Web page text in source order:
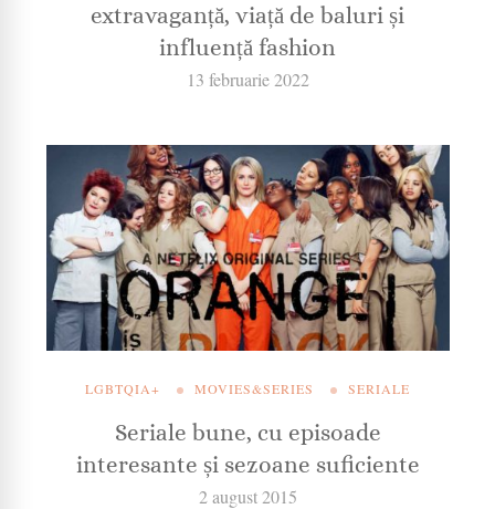
extravaganță, viață de baluri și
influență fashion
13 februarie 2022
LGBTQIA+ MOVIES&SERIES SERIALE
Seriale bune, cu episoade
interesante și sezoane suficiente
2 august 2015